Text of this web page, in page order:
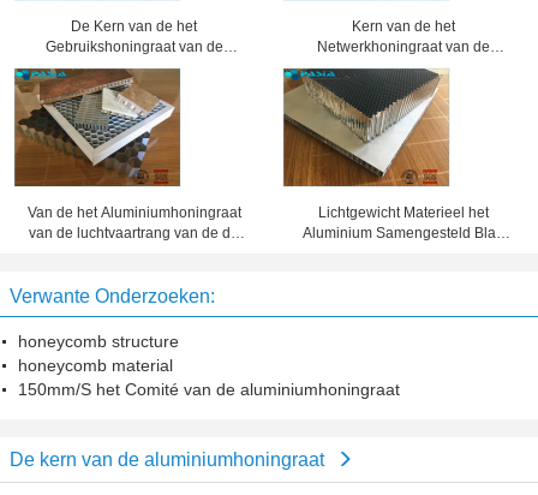
De Kern van de het
Gebruikshoningraat van de
verlichtingsindustrieën voor
Diverse Gratings van de
Tentoonstellingsschijnwerper
Kern van de het
Netwerkhoningraat van de
airconditionings de Koude
Katalysator, de Comités van de
Aluminiumhoningraat
Van de het Aluminiumhoningraat
van de luchtvaartrang van de de
Lichtgewicht Materieel het
Aluminium Samengesteld Blad
Verwante Onderzoeken:
honeycomb structure
honeycomb material
150mm/S het Comité van de aluminiumhoningraat
De kern van de aluminiumhoningraat